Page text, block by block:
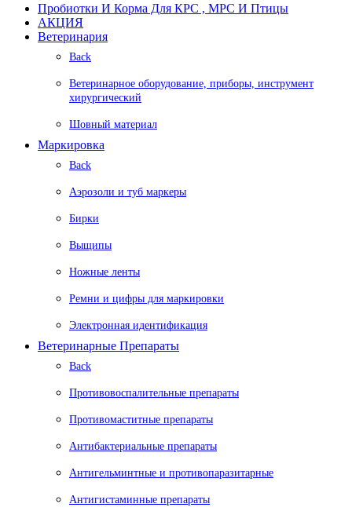
Пробиотки И Корма Для КРС , МРС И Птицы
АКЦИЯ
Ветеринария
Back
Ветеринарное оборудование, приборы, инструмент
хирургический
Шовный материал
Маркировка
Back
Аэрозоли и туб маркеры
Бирки
Выщипы
Ножные ленты
Ремни и цифры для маркировки
Электронная идентификация
Ветеринарные Препараты
Back
Противовоспалительные препараты
Противомаститные препараты
Антибактериальные препараты
Антигельминтные и противопаразитарные
Антигистаминные препараты